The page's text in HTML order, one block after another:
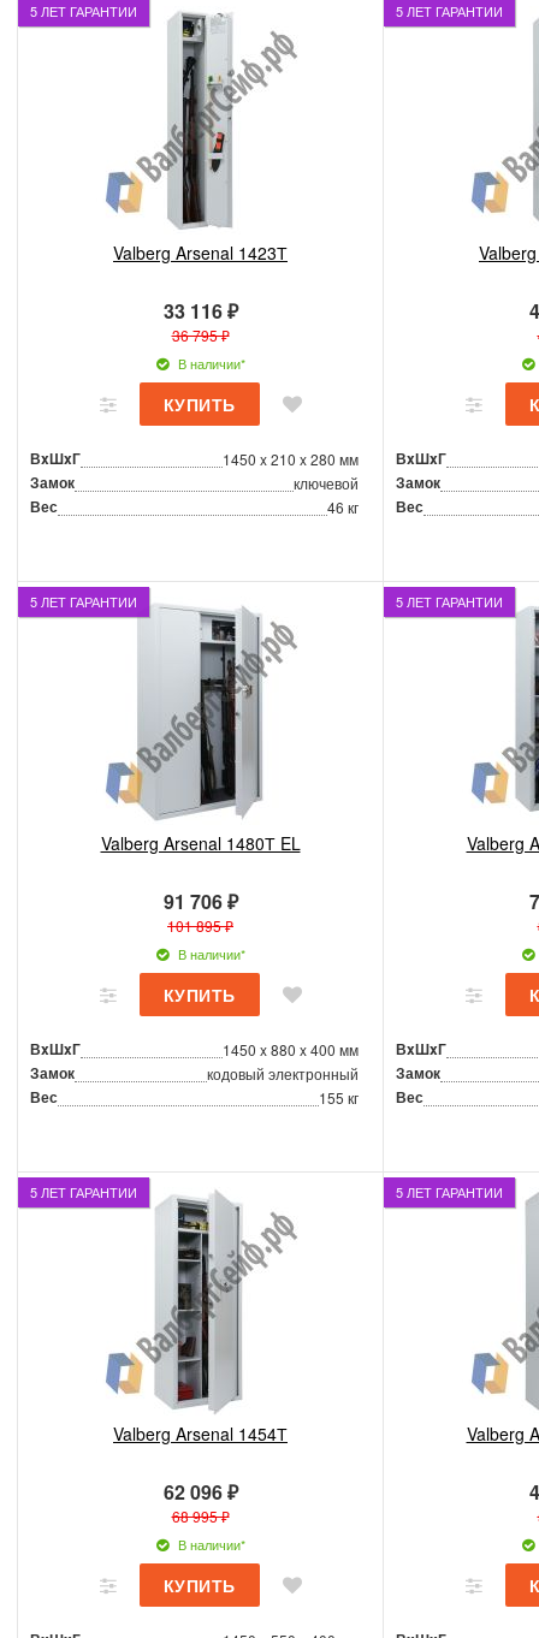
5 ЛЕТ ГАРАНТИИ
Valberg Arsenal 1423Т
33 116 ₽
36 795 ₽
В наличии*
ВxШxГ 1450 x 210 x 280 мм
Замок ключевой
Вес 46 кг
5 ЛЕТ ГАРАНТИИ
ВxШxГ
Замок
Вес
5 ЛЕТ ГАРАНТИИ
Valberg Arsenal 1480Т EL
91 706 ₽
101 895 ₽
В наличии*
ВxШxГ 1450 x 880 x 400 мм
Замок кодовый электронный
Вес 155 кг
5 ЛЕТ ГАРАНТИИ
Valberg
ВxШxГ
Замок
Вес
5 ЛЕТ ГАРАНТИИ
Valberg Arsenal 1454Т
62 096 ₽
68 995 ₽
В наличии*
5 ЛЕТ ГАРАНТИИ
Valberg